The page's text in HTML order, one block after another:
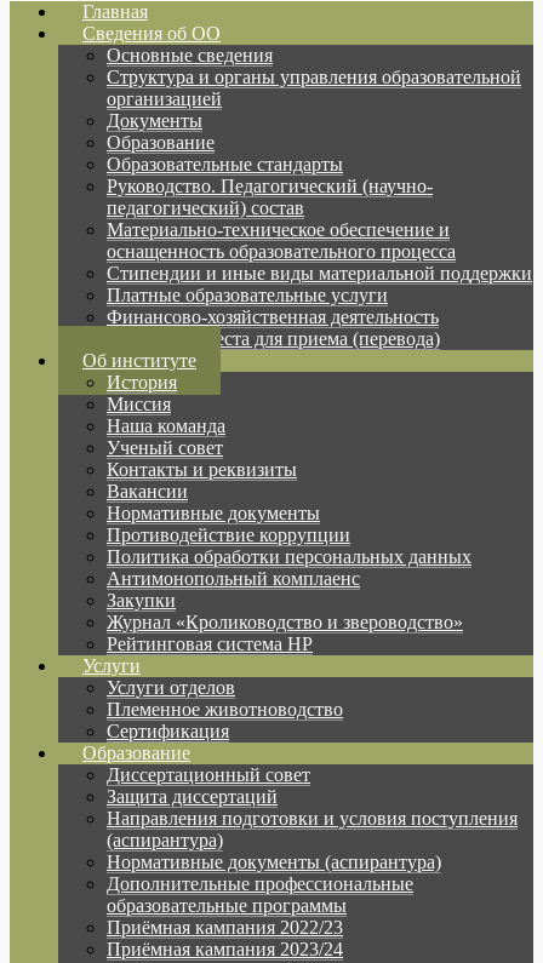
Главная
Сведения об ОО
Основные сведения
Структура и органы управления образовательной
организацией
Документы
Образование
Образовательные стандарты
Руководство. Педагогический (научно-
педагогический) состав
Материально-техническое обеспечение и
оснащенность образовательного процесса
Стипендии и иные виды материальной поддержки
Платные образовательные услуги
Финансово-хозяйственная деятельность
Вакантные места для приема (перевода)
Об институте
История
Миссия
Наша команда
Ученый совет
Контакты и реквизиты
Вакансии
Нормативные документы
Противодействие коррупции
Политика обработки персональных данных
Антимонопольный комплаенс
Закупки
Журнал «Кролиководство и звероводство»
Рейтинговая система НР
Услуги
Услуги отделов
Племенное животноводство
Сертификация
Образование
Диссертационный совет
Защита диссертаций
Направления подготовки и условия поступления
(аспирантура)
Нормативные документы (аспирантура)
Дополнительные профессиональные
образовательные программы
Приёмная кампания 2022/23
Приёмная кампания 2023/24